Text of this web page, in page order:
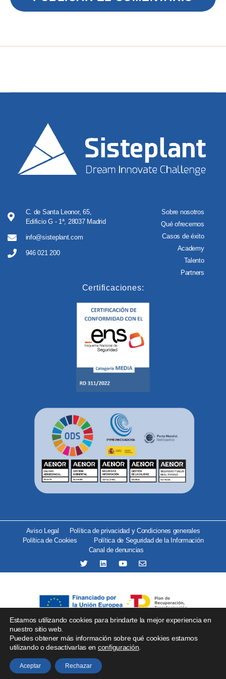
C. de Santa Leonor, 65,
Edificio G - 1ª, 28037 Madrid
info@sisteplant.com
946 021 200
Sobre nosotros
Qué ofrecemos
Casos de éxito
Academy
Talento
Partners
Certificaciones:
Aviso Legal
Política de privacidad y Condiciones generales
Política de Cookies
Política de Seguridad de la Información
Canal de denuncias
Se ha recibido un incentivo del organismo Red.es por importe
de 25.000 € financiado por la Unión Europea –
NextGenerationEU para proyectos de implantación de
soluciones tecnológicas.
Estamos utilizando cookies para brindarte la mejor experiencia en
nuestro sitio web.
Puedes obtener más información sobre qué cookies estamos
utilizando o desactivarlas en configuración
Aceptar Rechazar